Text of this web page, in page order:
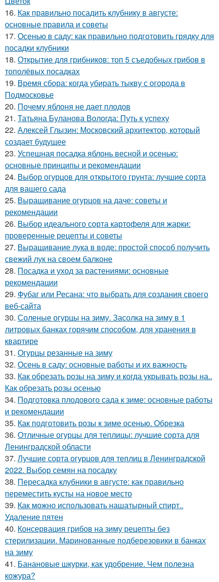
16. Как правильно посадить клубнику в августе:
основные правила и советы
17. Осенью в саду: как правильно подготовить грядку для
посадки клубники
18. Открытие для грибников: топ 5 съедобных грибов в
тополёвых посадках
19. Время сбора: когда убирать тыкву с огорода в
Подмосковье
20. Почему яблоня не дает плодов
21. Татьяна Буланова Вологда: Путь к успеху
22. Алексей Глызин: Московский архитектор, который
создает будущее
23. Успешная посадка яблонь весной и осенью:
основные принципы и рекомендации
24. Выбор огурцов для открытого грунта: лучшие сорта
для вашего сада
25. Выращивание огурцов на даче: советы и
рекомендации
26. Выбор идеального сорта картофеля для жарки:
проверенные рецепты и советы
27. Выращивание лука в воде: простой способ получить
свежий лук на своем балконе
28. Посадка и уход за растениями: основные
рекомендации
29. Фубаг или Ресана: что выбрать для создания своего
веб-сайта
30. Соленые огурцы на зиму. Засолка на зиму в 1
литровых банках горячим способом, для хранения в
квартире
31. Огурцы резанные на зиму
32. Осень в саду: основные работы и их важность
33. Как обрезать розы на зиму и когда укрывать розы на..
Как обрезать розы осенью
34. Подготовка плодового сада к зиме: основные работы
и рекомендации
35. Как подготовить розы к зиме осенью. Обрезка
36. Отличные огурцы для теплицы: лучшие сорта для
Ленинградской области
37. Лучшие сорта огурцов для теплиц в Ленинградской
2022. Выбор семян на посадку
38. Пересадка клубники в августе: как правильно
переместить кусты на новое место
39. Как можно использовать нашатырный спирт..
Удаление пятен
40. Консервация грибов на зиму рецепты без
стерилизации. Маринованные подберезовики в банках
на зиму
41. Банановые шкурки, как удобрение. Чем полезна
кожура?